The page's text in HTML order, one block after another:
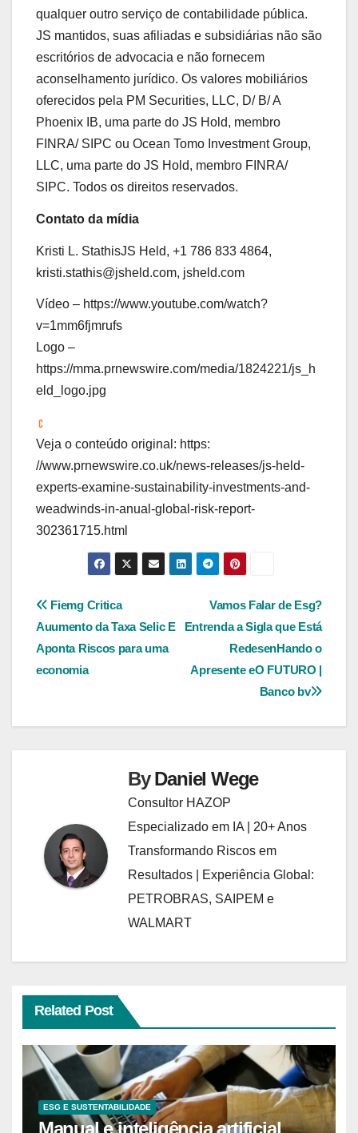
qualquer outro serviço de contabilidade pública.
JS mantidos, suas afiliadas e subsidiárias não são
escritórios de advocacia e não fornecem
aconselhamento jurídico. Os valores mobiliários
oferecidos pela PM Securities, LLC, D/ B/ A
Phoenix IB, uma parte do JS Hold, membro
FINRA/ SIPC ou Ocean Tomo Investment Group,
LLC, uma parte do JS Hold, membro FINRA/
SIPC. Todos os direitos reservados.
Contato da mídia
Kristi L. StathisJS Held, +1 786 833 4864,
kristi.stathis@jsheld.com, jsheld.com
Vídeo – https://www.youtube.com/watch?
v=1mm6fjmrufs
Logo –
https://mma.prnewswire.com/media/1824221/js_h
eld_logo.jpg
Veja o conteúdo original: https:
//www.prnewswire.co.uk/news-releases/js-held-
experts-examine-sustainability-investments-and-
weadwinds-in-anual-global-risk-report-
302361715.html
Navegação
de
Post
Vamos Falar de Esg?
Entrenda a Sigla que Está
RedesenHando o
Apresente eO FUTURO |
Banco bv
Fiemg Critica
Auumento da Taxa Selic E
Aponta Riscos para uma
economia
ByDaniel Wege
Consultor HAZOP
Especializado em IA | 20+ Anos
Transformando Riscos em
Resultados | Experiência Global:
PETROBRAS, SAIPEM e
WALMART
Related Post
ESG E SUSTENTABILIDADE
Manual e inteligência artificial